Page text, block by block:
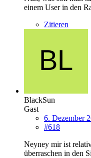
einem User in den
Zitieren
BlackSun
Gast
6. Dezember
#618
Neyney mir ist
überraschen in den